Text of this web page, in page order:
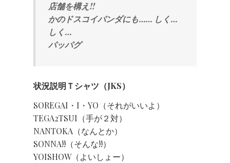
店舗を構え!!
かのドスコイパンダにも…… しく…
しく…
パッパグ
状況説明Ｔシャツ（JKS）
SOREGAI・I・YO（それがいいよ）
TEGA2TSUI（手が２対）
NANTOKA（なんとか）
SONNA!!（そんな!!）
YOISHOW（よいしょー）